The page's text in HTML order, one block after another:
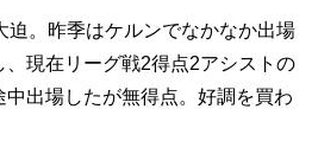
。昨季はケルンでなかなか出場
現在リーグ戦2得点2アシストの
出場したが無得点。好調を買わ